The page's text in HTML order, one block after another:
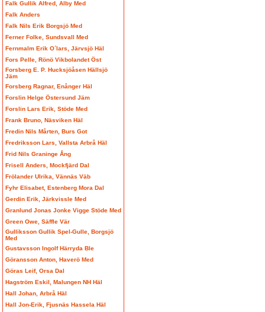
Falk Gullik Alfred, Alby Med
Falk Anders
Falk Nils Erik Borgsjö Med
Ferner Folke, Sundsvall Med
Fernmalm Erik O´lars, Järvsjö Häl
Fors Pelle, Rönö Vikbolandet Öst
Forsberg E. P. Hucksjöåsen Hällsjö
Jäm
Forsberg Ragnar, Enånger Häl
Forslin Helge Östersund Jäm
Forslin Lars Erik, Stöde Med
Frank Bruno, Näsviken Häl
Fredin Nils Mårten, Burs Got
Fredriksson Lars, Vallsta Arbrå Häl
Frid Nils Graninge Ång
Frisell Anders, Mockfjärd Dal
Frölander Ulrika, Vännäs Väb
Fyhr Elisabet, Estenberg Mora Dal
Gerdin Erik, Järkvissle Med
Granlund Jonas Jonke Vigge Stöde Med
Green Owe, Säffle Vär
Gulliksson Gullik Spel-Gulle, Borgsjö
Med
Gustavsson Ingolf Härryda Ble
Göransson Anton, Haverö Med
Göras Leif, Orsa Dal
Hagström Eskil, Malungen NH Häl
Hall Johan, Arbrå Häl
Hall Jon-Erik, Fjusnäs Hassela Häl